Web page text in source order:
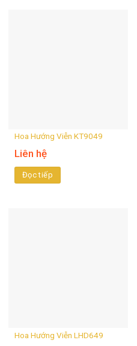
Hoa Hướng Viễn KT9049
Liên hệ
Đọc tiếp
Hoa Hướng Viễn LHD649